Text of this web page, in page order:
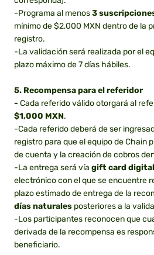
-Programa al menos3
mínimo de $2,000 MXN dentro de la
registro.
-La validación será realizada por el
plazo máximo de 7 días hábiles.
5. Recompensa para el referidor
- Cada referido válido otorgará al
$1,000 MXN.
-Cada referido deberá de ser
registro para que el equipo de Chain
de cuenta y la creación de cobros
-La entrega será vía gift card
electrónico con el que se encuentre
plazo estimado de entrega de la
días naturales posteriores a la
-Los participantes reconocen que
derivada de la recompensa es
beneficiario.